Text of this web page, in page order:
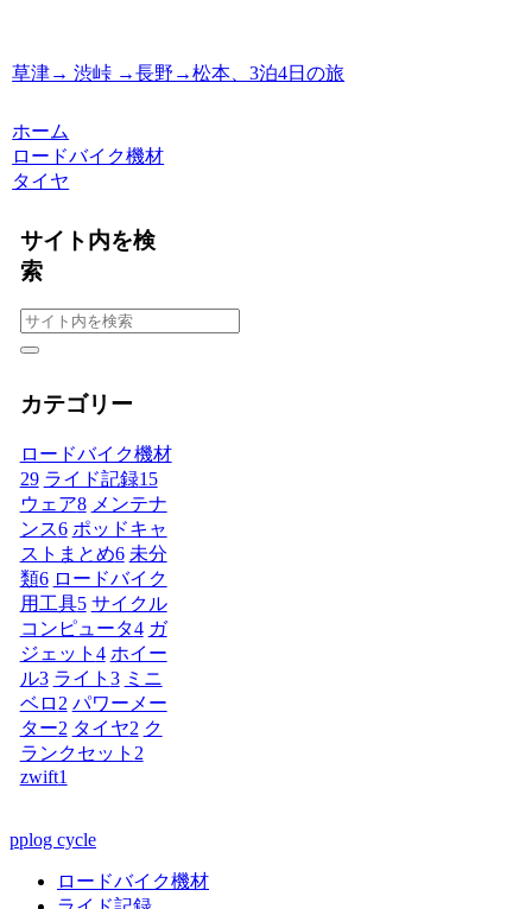
草津→ 渋峠 →長野→松本、3泊4日の旅
ホーム
ロードバイク機材
タイヤ
サイト内を検
索
カテゴリー
ロードバイク機材
29 ライド記録15
ウェア8 メンテナ
ンス6 ポッドキャ
ストまとめ6 未分
類6 ロードバイク
用工具5 サイクル
コンピュータ4 ガ
ジェット 4 ホイー
ル3 ライト 3 ミニ
ベロ 2 パワーメー
ター2 タイヤ2 ク
ランクセット 2
zwift1
pplog cycle
ロードバイク機材